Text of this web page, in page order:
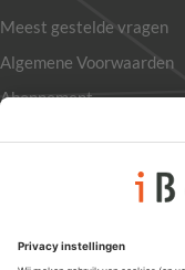
Meest gestelde vragen
Algemene Voorwaarden
Abonnement
Privacyinstellingen